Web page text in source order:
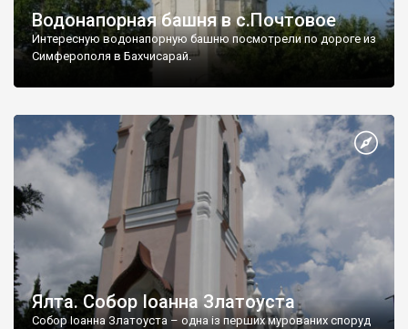
Водонапорная башня в с.Почтовое
Интересную водонапорную башню посмотрели по дороге из
Симферополя в Бахчисарай.
Ялта. Собор Іоанна Златоуста
Собор Іоанна Златоуста – одна із перших мурованих споруд